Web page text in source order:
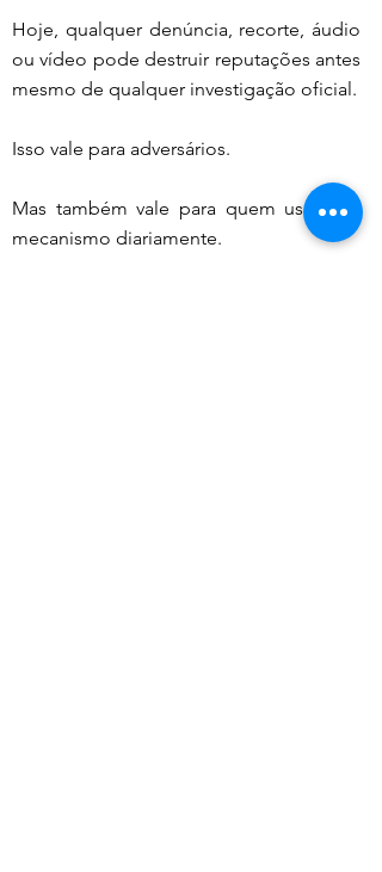
Hoje, qualquer denúncia, recorte, áudio
ou vídeo pode destruir reputações antes
mesmo de qualquer investigação oficial.
Isso vale para adversários.
Mas também vale para quem usa esse
mecanismo diariamente.